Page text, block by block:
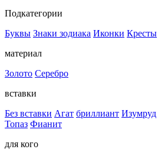
Подкатегории
Буквы Знаки зодиака Иконки Кресты
материал
Золото Серебро
вставки
Без вставки Агат бриллиант Изумруд
Топаз Фианит
для кого